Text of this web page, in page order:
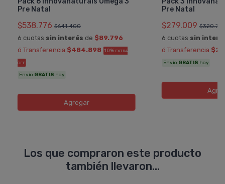
Pre Natal
$538.776 $641.400
6 cuotas sin interés de $89.796
ó Transferencia $484.898 10% EXTRA
OFF
Envío GRATIS hoy
Agregar
Pre Natal
$279.009
6 cuotas sin
ó Transferencia
Envío GRATIS hoy
Los que compraron este producto
también llevaron...